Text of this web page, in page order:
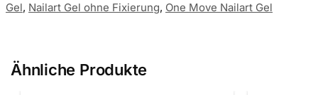
Gel, Nailart Gel ohne Fixierung, One Move Nailart Gel
Ähnliche Produkte